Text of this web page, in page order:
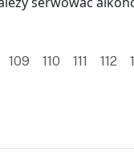
109 110 111 112